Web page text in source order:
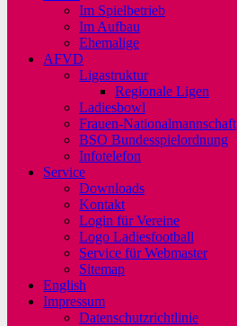
Im Spielbetrieb
Im Aufbau
Ehemalige
AFVD
Ligastruktur
Regionale Ligen
Ladiesbowl
Frauen-Nationalmannschaft
BSO Bundesspielordnung
Infotelefon
Service
Downloads
Kontakt
Login für Vereine
Logo Ladiesfootball
Service für Webmaster
Sitemap
English
Impressum
Datenschutzrichtlinie